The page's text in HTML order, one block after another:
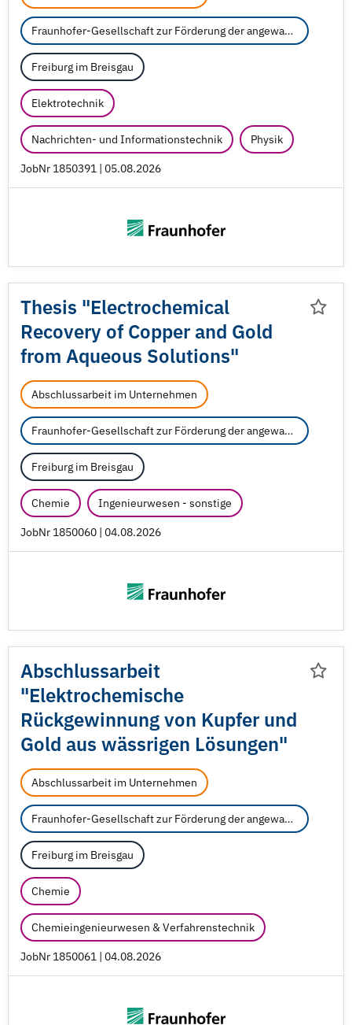
Fraunhofer-Gesellschaft zur Förderung der angewandten Forschung e.V.
Freiburg im Breisgau
Elektrotechnik
Nachrichten- und Informationstechnik Physik
JobNr 1850391 | 05.08.2026
Thesis "Electrochemical
Recovery of Copper and Gold
from Aqueous Solutions"
Abschlussarbeit im Unternehmen
Fraunhofer-Gesellschaft zur Förderung der angewandten Forschung e.V.
Freiburg im Breisgau
Chemie Ingenieurwesen - sonstige
JobNr 1850060 | 04.08.2026
Abschlussarbeit
"Elektrochemische
Rückgewinnung von Kupfer und
Gold aus wässrigen Lösungen"
Abschlussarbeit im Unternehmen
Fraunhofer-Gesellschaft zur Förderung der angewandten Forschung e.V.
Freiburg im Breisgau
Chemie
Chemieingenieurwesen & Verfahrenstechnik
JobNr 1850061 | 04.08.2026